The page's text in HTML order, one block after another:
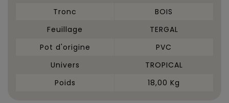
Tronc
BOIS
Feuillage
TERGAL
Pot d'origine
PVC
Univers
TROPICAL
Poids
18,00 Kg